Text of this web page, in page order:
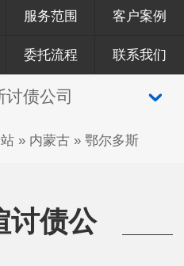
服务范围 客户案例
委托流程 联系我们
债公司
» 内蒙古 » 鄂尔多斯
讨债公